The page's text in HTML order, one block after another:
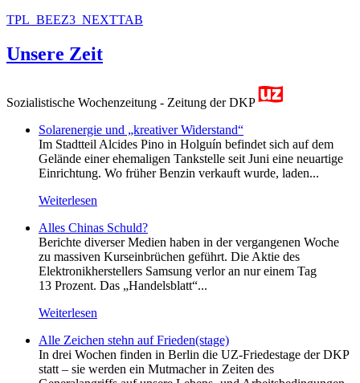
TPL_BEEZ3_NEXTTAB
Unsere Zeit
Sozialistische Wochenzeitung - Zeitung der DKP
Solarenergie und „kreativer Widerstand“
Im Stadtteil Alcides Pino in Holguín befindet sich auf dem
Gelände einer ehemaligen Tankstelle seit Juni eine neuartige
Einrichtung. Wo früher Benzin verkauft wurde, laden...
Weiterlesen
Alles Chinas Schuld?
Berichte diverser Medien haben in der vergangenen Woche
zu massiven Kurseinbrüchen geführt. Die Aktie des
Elektronikherstellers Samsung verlor an nur einem Tag
13 Prozent. Das „Handelsblatt“...
Weiterlesen
Alle Zeichen stehn auf Frieden(stage)
In drei Wochen finden in Berlin die UZ-Friedestage der DKP
statt – sie werden ein Mutmacher in Zeiten des